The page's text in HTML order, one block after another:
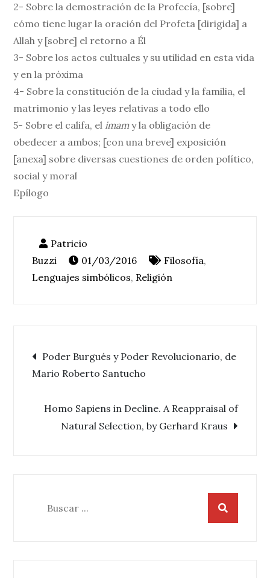
2- Sobre la demostración de la Profecía, [sobre]
cómo tiene lugar la oración del Profeta [dirigida] a
Allah y [sobre] el retorno a Él
3- Sobre los actos cultuales y su utilidad en esta vida
y en la próxima
4- Sobre la constitución de la ciudad y la familia, el
matrimonio y las leyes relativas a todo ello
5- Sobre el califa, el imamy la obligación de
obedecer a ambos; [con una breve] exposición
[anexa] sobre diversas cuestiones de orden político,
social y moral
Epílogo
01/03/2016 Filosofía,
Lenguajes simbólicos, Religión
Navegación
de
entradas
Poder Burgués y Poder Revolucionario, de
Mario Roberto Santucho
Homo Sapiens in Decline. A Reappraisal of
Natural Selection, by Gerhard Kraus